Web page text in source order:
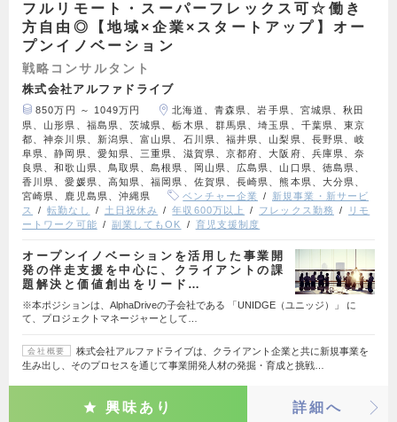
フルリモート・スーパーフレックス可☆働き
方自由◎【地域×企業×スタートアップ】オー
プンイノベーション
戦略コンサルタント
株式会社アルファドライブ
850万円 ～ 1049万円
北海道、青森県、岩手県、宮城県、秋田
県、山形県、福島県、茨城県、栃木県、群馬県、埼玉県、千葉県、東京
都、神奈川県、新潟県、富山県、石川県、福井県、山梨県、長野県、岐
阜県、静岡県、愛知県、三重県、滋賀県、京都府、大阪府、兵庫県、奈
良県、和歌山県、鳥取県、島根県、岡山県、広島県、山口県、徳島県、
香川県、愛媛県、高知県、福岡県、佐賀県、長崎県、熊本県、大分県、
宮崎県、鹿児島県、沖縄県
ベンチャー企業
新規事業・新サービ
ス
転勤なし 土日祝休み 年収600万以上 フレックス勤務
リモ
ートワーク可能
副業してもOK 育児支援制度
オープンイノベーションを活用した事業開
発の伴走支援を中心に、クライアントの課
題解決と価値創出をリード…
※本ポジションは、AlphaDriveの子会社である 「UNIDGE（ユニッジ）」 に
て、プロジェクトマネージャーとして…
会社概要
株式会社アルファドライブは、クライアント企業と共に新規事業を
生み出し、そのプロセスを通じて事業開発人材の発掘・育成と挑戦…
興味あり 詳細へ